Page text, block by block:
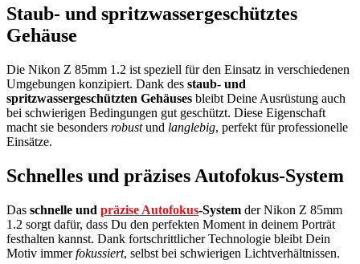
Staub- und spritzwassergeschütztes
Gehäuse
Die Nikon Z 85mm 1.2 ist speziell für den Einsatz in verschiedenen
Umgebungen konzipiert. Dank des staub- und
spritzwassergeschützten Gehäuses bleibt Deine Ausrüstung auch
bei schwierigen Bedingungen gut geschützt. Diese Eigenschaft
macht sie besonders robustund langlebig, perfekt für professionelle
Einsätze.
Schnelles und präzises Autofokus-System
Das schnelle und präzise Autofokus-System der Nikon Z 85mm
1.2 sorgt dafür, dass Du den perfekten Moment in deinem Porträt
festhalten kannst. Dank fortschrittlicher Technologie bleibt Dein
Motiv immerfokussiert, selbst bei schwierigen Lichtverhältnissen.